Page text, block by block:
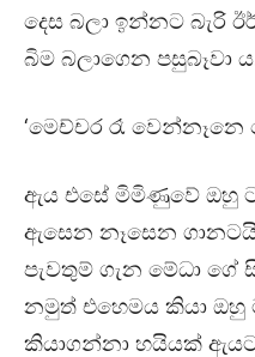
දෙස බලා ඉන්නට බැරි
බිම බලාගෙන පසුබෑවා
‘මෙච්චර රෑ
ඇය එසේ මිමිණුවේ ඔහු
ඇසෙන නෑසෙන
පැවතුම් ගැන මේධා
නමුත් එහෙමය කියා
කියාගන්නා හයියක් ඇයට